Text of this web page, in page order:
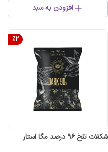
افزودن به سبد
%2
شکلات تلخ 96 درصد مگا استار